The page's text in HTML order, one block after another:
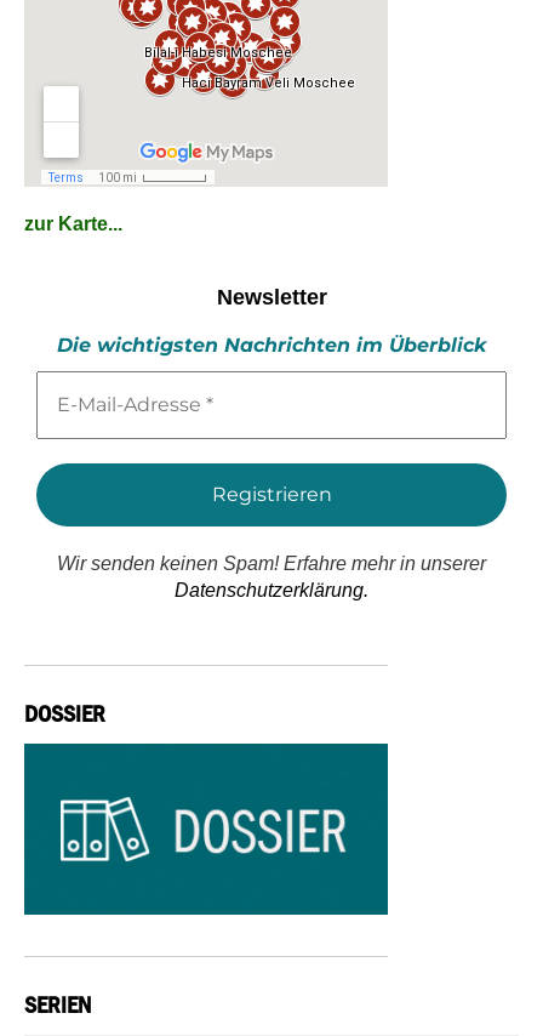
zur Karte...
Newsletter
Die wichtigsten Nachrichten im Überblick
Mail-
*
Wir senden keinen Spam! Erfahre mehr in unserer
Datenschutzerklärung.
DOSSIER
SERIEN